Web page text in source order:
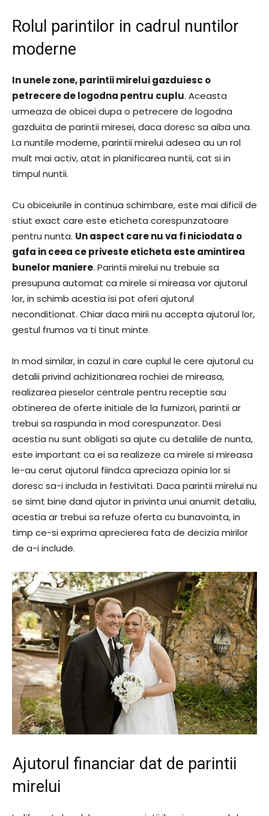
Rolul parintilor in cadrul nuntilor
moderne
In unele zone, parintii mirelui gazduiesc o
petrecere de logodna pentru cuplu. Aceasta
urmeaza de obicei dupa o petrecere de logodna
gazduita de parintii miresei, daca doresc sa aiba una.
La nuntile moderne, parintii mirelui adesea au un rol
mult mai activ, atat in planificarea nuntii, cat si in
timpul nuntii.
Cu obiceiurile in continua schimbare, este mai dificil de
stiut exact care este eticheta corespunzatoare
pentru nunta. Un aspect care nu va fi niciodata o
gafa in ceea ce priveste eticheta este amintirea
bunelor maniere. Parintii mirelui nu trebuie sa
presupuna automat ca mirele si mireasa vor ajutorul
lor, in schimb acestia isi pot oferi ajutorul
neconditionat. Chiar daca mirii nu accepta ajutorul lor,
gestul frumos va ti tinut minte.
In mod similar, in cazul in care cuplul le cere ajutorul cu
detalii privind achizitionarea rochiei de mireasa,
realizarea pieselor centrale pentru receptie sau
obtinerea de oferte initiale de la furnizori, parintii ar
trebui sa raspunda in mod corespunzator. Desi
acestia nu sunt obligati sa ajute cu detaliile de nunta,
este important ca ei sa realizeze ca mirele si mireasa
le-au cerut ajutorul fiindca apreciaza opinia lor si
doresc sa-i includa in festivitati. Daca parintii mirelui nu
se simt bine dand ajutor in privinta unui anumit detaliu,
acestia ar trebui sa refuze oferta cu bunavointa, in
timp ce-si exprima aprecierea fata de decizia mirilor
de a-i include.
Ajutorul financiar dat de parintii
mirelui